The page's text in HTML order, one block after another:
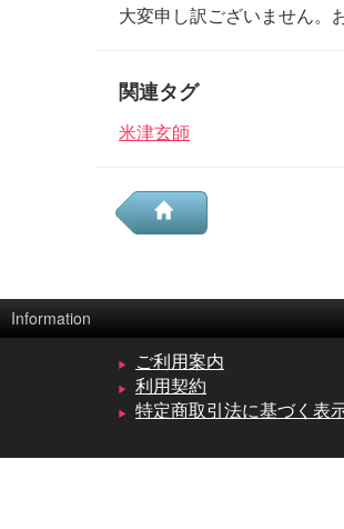
大変申し訳ございません。
関連タグ
米津玄師
Information
ご利用案内
利用契約
特定商取引法に基づく表